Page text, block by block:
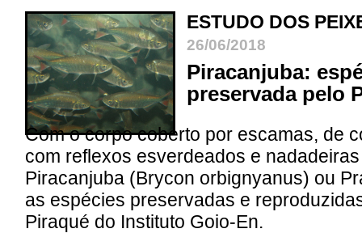
ESTUDO DOS
26/06/2018
Piracanjuba:
preservada pelo
Com o corpo coberto por escamas, de
com reflexos esverdeados e
Piracanjuba (Brycon orbignyanus) ou
as espécies preservadas e
Piraqué do Instituto Goio-En.